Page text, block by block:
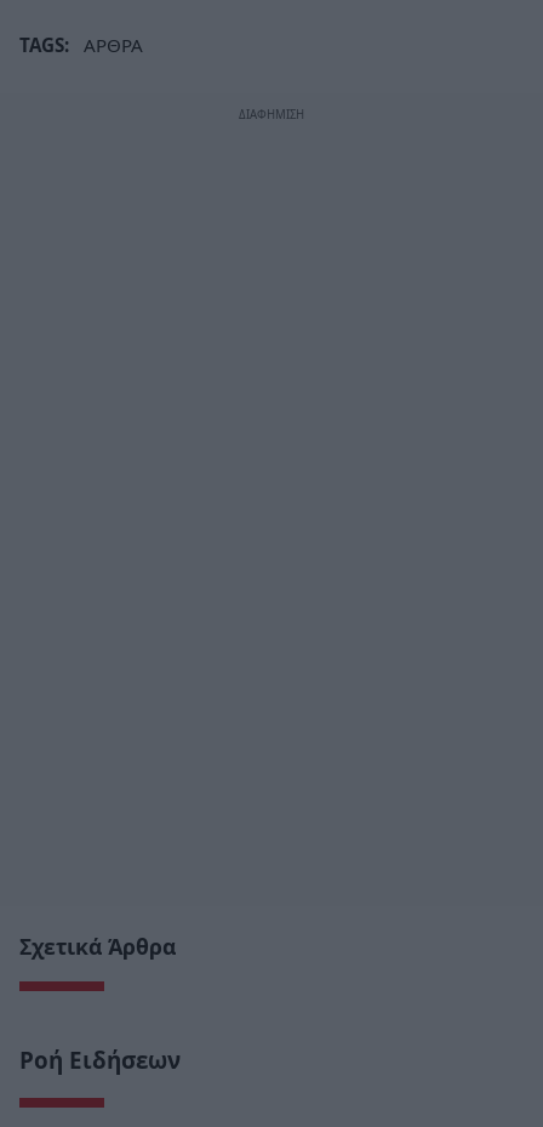
TAGS: ΑΡΘΡΑ
Σχετικά Άρθρα
Ροή Ειδήσεων